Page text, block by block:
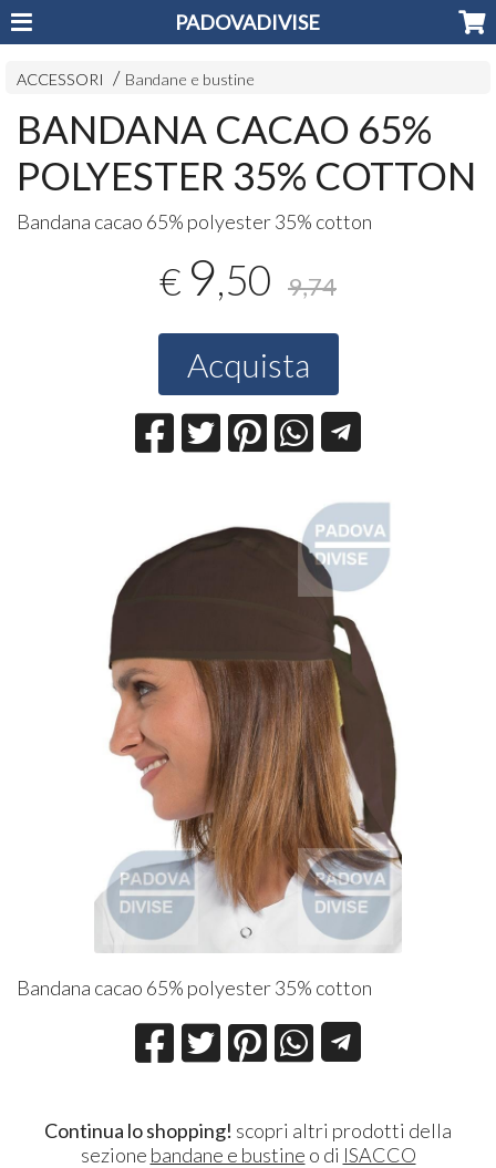
PADOVADIVISE
ACCESSORI Bandane e bustine
BANDANA CACAO 65%
POLYESTER 35% COTTON
Bandana cacao 65% polyester 35% cotton
€ 9,50 9,74
Acquista
Bandana cacao 65% polyester 35% cotton
Continua lo shopping! scopri altri prodotti della
sezione bandane e bustine o di ISACCO